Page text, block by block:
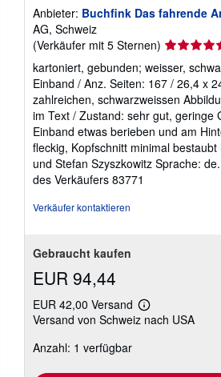
Anbieter: Buchfink Das fahrende
AG, Schweiz
(Verkäufer mit 5 Sternen)
von
5
Sternen
kartoniert, gebunden; weisser,
Einband / Anz. Seiten: 167 / 26,4 x
zahlreichen, schwarzweissen
im Text / Zustand: sehr gut, geringe
Einband etwas berieben und am
fleckig, Kopfschnitt minimal
und Stefan Szyszkowitz Sprache: de.
des Verkäufers 83771
Verkäufer kontaktieren
Gebraucht kaufen
EUR 94,44
EUR 42,00 Versand
Weitere
Informationen
Versand von Schweiz nach USA
Anzahl: 1 verfügbar